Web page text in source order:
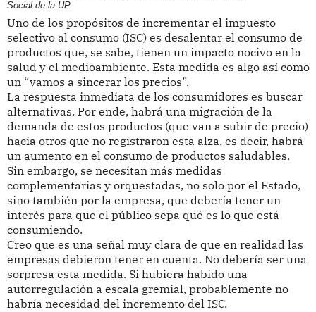
Social de la UP.
Uno de los propósitos de incrementar el impuesto
selectivo al consumo (ISC) es desalentar el consumo de
productos que, se sabe, tienen un impacto nocivo en la
salud y el medioambiente. Esta medida es algo así como
un “vamos a sincerar los precios”.
La respuesta inmediata de los consumidores es buscar
alternativas. Por ende, habrá una migración de la
demanda de estos productos (que van a subir de precio)
hacia otros que no registraron esta alza, es decir, habrá
un aumento en el consumo de productos saludables.
Sin embargo, se necesitan más medidas
complementarias y orquestadas, no solo por el Estado,
sino también por la empresa, que debería tener un
interés para que el público sepa qué es lo que está
consumiendo.
Creo que es una señal muy clara de que en realidad las
empresas debieron tener en cuenta. No debería ser una
sorpresa esta medida. Si hubiera habido una
autorregulación a escala gremial, probablemente no
habría necesidad del incremento del ISC.